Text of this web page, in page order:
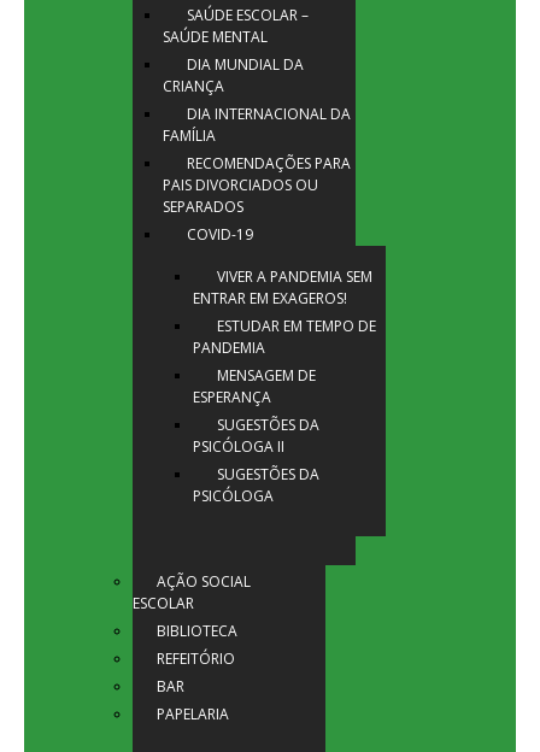
SAÚDE ESCOLAR –
SAÚDE MENTAL
DIA MUNDIAL DA
CRIANÇA
DIA INTERNACIONAL DA
FAMÍLIA
RECOMENDAÇÕES PARA
PAIS DIVORCIADOS OU
SEPARADOS
COVID-19
VIVER A PANDEMIA SEM
ENTRAR EM EXAGEROS!
ESTUDAR EM TEMPO DE
PANDEMIA
MENSAGEM DE
ESPERANÇA
SUGESTÕES DA
PSICÓLOGA II
SUGESTÕES DA
PSICÓLOGA
AÇÃO SOCIAL
ESCOLAR
BIBLIOTECA
REFEITÓRIO
BAR
PAPELARIA